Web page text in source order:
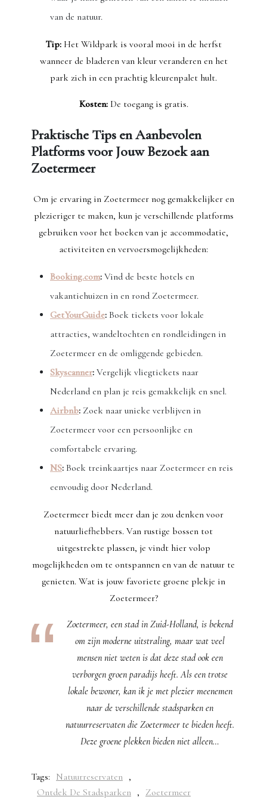
van de natuur.
Tip: Het Wildpark is vooral mooi in de herfst
wanneer de bladeren van kleur veranderen en het
park zich in een prachtig kleurenpalet hult.
Kosten:De toegang is gratis.
Praktische Tips en Aanbevolen
Platforms voor Jouw Bezoek aan
Zoetermeer
Om je ervaring in Zoetermeer nog gemakkelijker en
plezieriger te maken, kun je verschillende platforms
gebruiken voor het boeken van je accommodatie,
activiteiten en vervoersmogelijkheden:
Booking.com: Vind de beste hotels en
vakantiehuizen in en rond Zoetermeer.
GetYourGuide: Boek tickets voor lokale
attracties, wandeltochten en rondleidingen in
Zoetermeer en de omliggende gebieden.
Skyscanner: Vergelijk vliegtickets naar
Nederland en plan je reis gemakkelijk en snel.
Airbnb: Zoek naar unieke verblijven in
Zoetermeer voor een persoonlijke en
comfortabele ervaring.
NS: Boek treinkaartjes naar Zoetermeer en reis
eenvoudig door Nederland.
Zoetermeer biedt meer dan je zou denken voor
natuurliefhebbers. Van rustige bossen tot
uitgestrekte plassen, je vindt hier volop
mogelijkheden om te ontspannen en van de natuur te
genieten. Wat is jouw favoriete groene plekje in
Zoetermeer?
Zoetermeer, een stad in Zuid-Holland, is bekend
om zijn moderne uitstraling, maar wat veel
mensen niet weten is dat deze stad ook een
verborgen groen paradijs heeft. Als een trotse
lokale bewoner, kan ik je met plezier meenemen
naar de verschillende stadsparken en
natuurreservaten die Zoetermeer te bieden heeft.
Deze groene plekken bieden niet alleen…
Tags: Natuurreservaten ,
Ontdek De Stadsparken , Zoetermeer